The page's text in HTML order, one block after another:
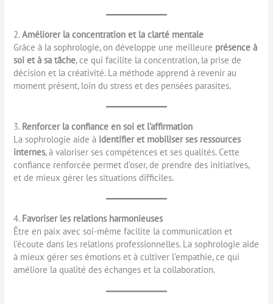
2.Améliorer la concentration et la clarté mentale
Grâce à la sophrologie, on développe une meilleure présence à
soi et à sa tâche, ce qui facilite la concentration, la prise de
décision et la créativité. La méthode apprend à revenir au
moment présent, loin du stress et des pensées parasites.
3. Renforcer la confiance en soi et l’affirmation
La sophrologie aide à identifier et mobiliser ses ressources
internes, à valoriser ses compétences et ses qualités. Cette
confiance renforcée permet d’oser, de prendre des initiatives,
et de mieux gérer les situations difficiles.
4. Favoriser les relations harmonieuses
Être en paix avec soi-même facilite la communication et
l’écoute dans les relations professionnelles. La sophrologie aide
à mieux gérer ses émotions et à cultiver l’empathie, ce qui
améliore la qualité des échanges et la collaboration.